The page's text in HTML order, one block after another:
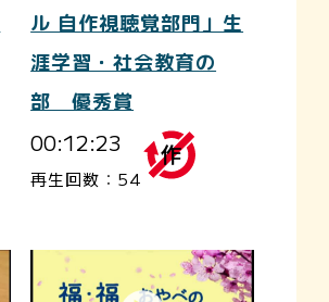
ル 自作視聴覚部門」生
涯学習・社会教育の
部 優秀賞
00:12:23
再生回数：54